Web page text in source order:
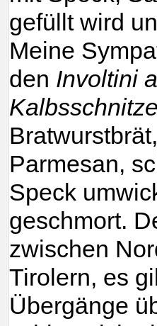
gefüllt wird
Meine
den Involtini
Parmesan,
Speck
geschmort.
zwischen
Tirolern, es
Übergänge